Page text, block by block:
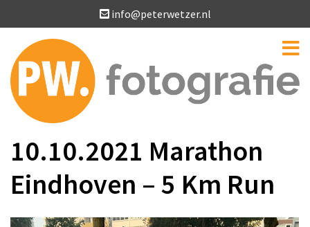
info@peterwetzer.nl
10.10.2021 Marathon
Eindhoven – 5 Km Run